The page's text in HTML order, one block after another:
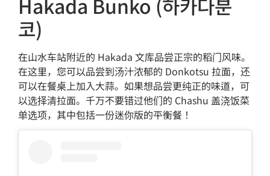
코)
在山水车站附近的 Hakada 文库品尝正宗的稻门风味。
在这里，您可以品尝到汤汁浓郁的 Donkotsu 拉面，还
可以在餐桌上加入大蒜。如果想品尝更纯正的味道，可
以选择清拉面。千万不要错过他们的 Chashu 盖浇饭菜
单选项，其中包括一份迷你版的平衡餐！